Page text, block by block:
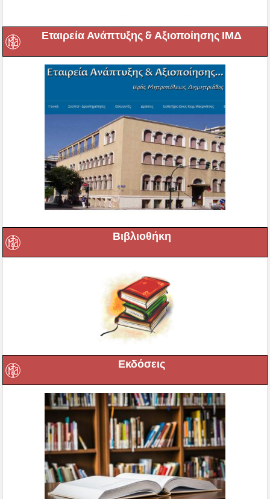
Εταιρεία Ανάπτυξης & Αξιοποίησης ΙΜΔ
Βιβλιοθήκη
Εκδόσεις